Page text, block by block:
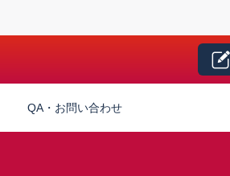
QA・お問い合わせ